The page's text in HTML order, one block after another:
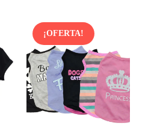
11,57$.5,79$.
¡OFERTA!